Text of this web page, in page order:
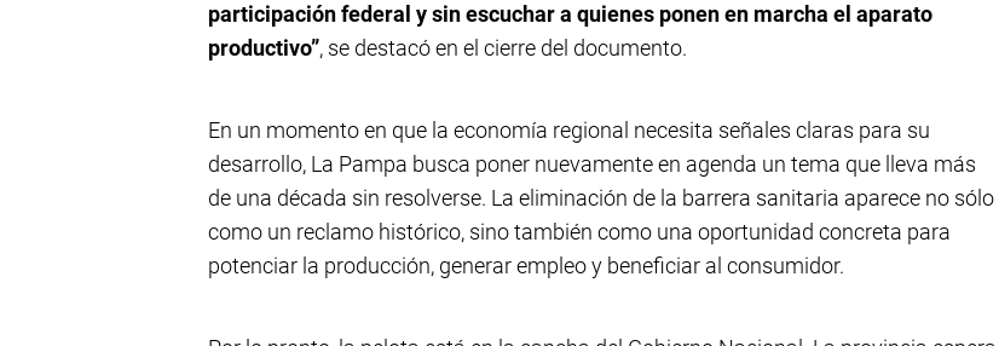
participación federal y sin escuchar a quienes ponen en marcha el aparato
productivo”, se destacó en el cierre del documento.
En un momento en que la economía regional necesita señales claras para su
desarrollo, La Pampa busca poner nuevamente en agenda un tema que lleva más
de una década sin resolverse. La eliminación de la barrera sanitaria aparece no sólo
como un reclamo histórico, sino también como una oportunidad concreta para
potenciar la producción, generar empleo y beneficiar al consumidor.